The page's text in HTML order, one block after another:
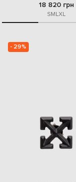
18 820 грн
SMLXL
- 29%